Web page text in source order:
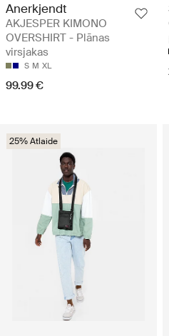
Anerkjendt
AKJESPER KIMONO
OVERSHIRT - Plānas
virsjakas
S M XL
99.99 €
25% Atlaide